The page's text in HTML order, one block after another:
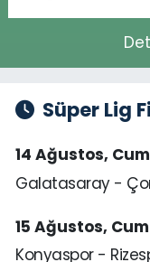
Süper Lig
14 Ağustos,
Galatasaray -
15 Ağustos,
Konyaspor -